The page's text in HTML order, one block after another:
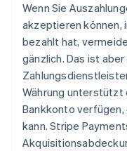
Wenn Sie
akzeptieren können,
bezahlt hat,
gänzlich. Das ist
Währung unterstützt
Bankkonto verfügen,
kann. Stripe